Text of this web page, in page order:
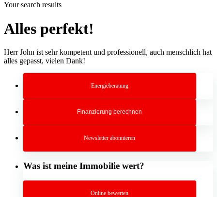
Your search results
Alles perfekt!
Herr John ist sehr kompetent und professionell, auch menschlich hat
alles gepasst, vielen Dank!
Energieberatung
Finanzierung berechnen
Newsletter abonnieren
Was ist meine Immobilie wert?
Online bewerten